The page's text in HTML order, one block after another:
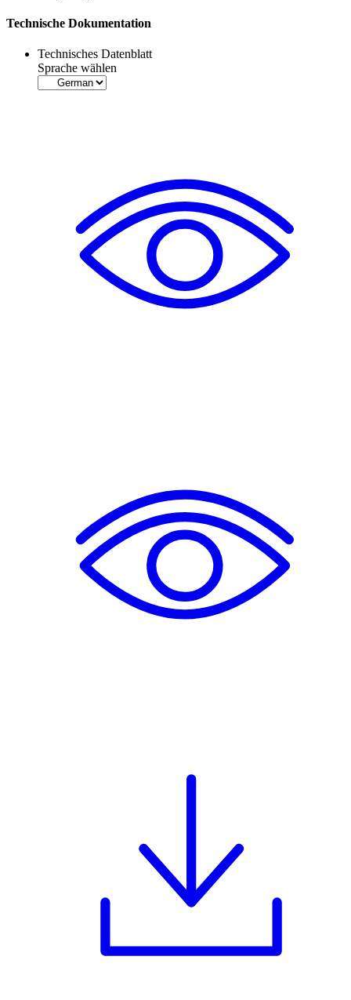
Technische Dokumentation
Technisches Datenblatt
Sprache wählen